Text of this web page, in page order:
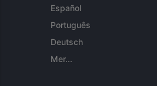
Español
Português
Deutsch
Mer...